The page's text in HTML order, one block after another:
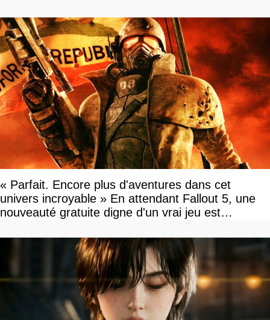
« Parfait. Encore plus d'aventures dans cet
univers incroyable » En attendant Fallout 5, une
nouveauté gratuite digne d'un vrai jeu est